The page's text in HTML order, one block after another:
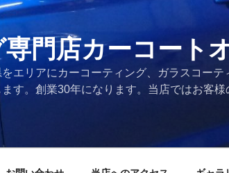
門店カーコート
エリアにカーコーティング、ガラスコーテ
す。創業30年になります。当店ではお客